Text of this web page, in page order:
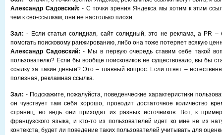
Александр Садовский: - С точки зрения Яндекса мы хотим к этим
чем к сео-ссылкам, они не настолько плохи.
Зал: - Если статья солидная, сайт солидный, это не реклама, а PR –
помогать поисковому ранжированию, либо она тоже потеряет всякую
Александр Садовский: - Мы в первую очередь ставим себе такой
пользователю? Если бы вообще поисковиков не существовало, вы бы
ссылку за такие деньги? Это – главный вопрос. Если ответ –
полезная, рекламная ссылка.
Зал: - Подскажите, пожалуйста, поведенческие характеристики
он чувствует там себя хорошо, проводит достаточное количество
страниц, но ведь они приходят из разных источников. Вот, к
французского языка, и кто-то из пользователей идет ко мне не из
контекста, будет ли поведение таких пользователей учитывать для